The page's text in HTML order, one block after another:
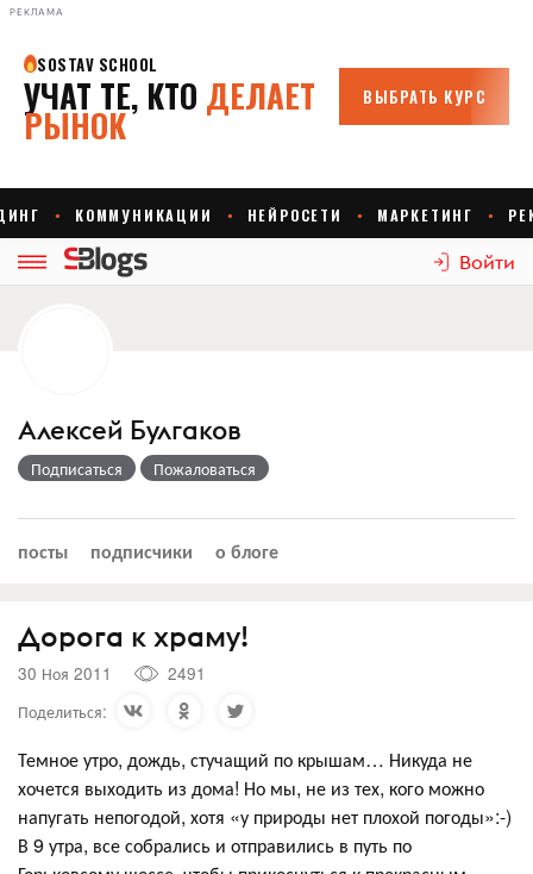
РЕКЛАМА
Войти
Алексей Булгаков
Подписаться Пожаловаться
посты подписчики о блоге
Дорога к храму!
30 Ноя 2011
2491
Поделиться:
Темное утро, дождь, стучащий по крышам… Никуда не
хочется выходить из дома! Но мы, не из тех, кого можно
напугать непогодой, хотя «у природы нет плохой погоды»:-)
В 9 утра, все собрались и отправились в путь по